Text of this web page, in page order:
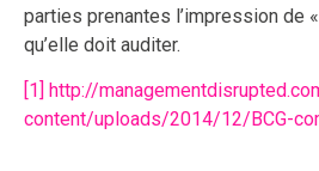
parties prenantes l’impression de
qu’elle doit auditer.
[1] http://
content/uploads/2014/12/BCG-